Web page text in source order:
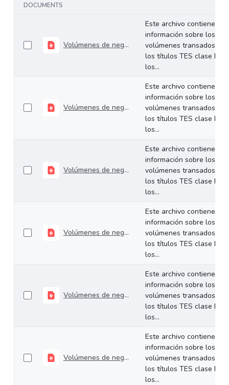
DOCUMENTS
Volúmenes de negociación del 27 al 31 de julio de 2026
Este archivo contiene
información sobre los
volúmenes transados de
los títulos TES clase B en
los...
Volúmenes de negociación del 21 al 24 de julio de 2026
Este archivo contiene
información sobre los
volúmenes transados de
los títulos TES clase B en
los...
Volúmenes de negociación del 14 al 17 de julio de 2026
Este archivo contiene
información sobre los
volúmenes transados de
los títulos TES clase B en
los...
Volúmenes de negociación del 06 al 10 de julio de 2026
Este archivo contiene
información sobre los
volúmenes transados de
los títulos TES clase B en
los...
Volúmenes de negociación del 30 de junio al 03 de julio de 2026
Este archivo contiene
información sobre los
volúmenes transados de
los títulos TES clase B en
los...
Volúmenes de negociación del 22 al 26 de junio de 2026
Este archivo contiene
información sobre los
volúmenes transados de
los títulos TES clase B en
los...